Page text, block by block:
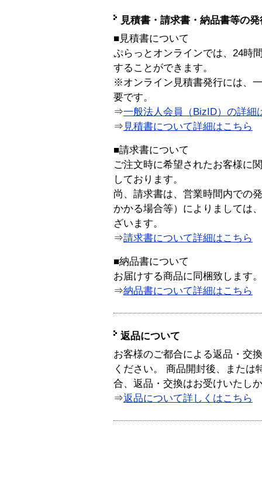
見積書・請求書・納品書等の
■見積書について
ぷらっとオンラインでは、24時
することができます。
※オンライン見積書発行には、
要です。
⇒一般法人会員（BizID）の詳細
⇒ 見積書について詳細はこちら
■請求書について
ご注文時に希望されたお客様に
しております。
尚、請求書は、営業時間内での
かかる場合等）によりましては
ざいます。
⇒請求書について詳細はこちら
■納品書について
お届けする商品に同梱致します。
⇒納品書について詳細はこちら
返品について
お客様のご都合による返品・交
ください。 商品開封後、または
合、返品・交換はお受けいたし
⇒返品について詳しくはこちら